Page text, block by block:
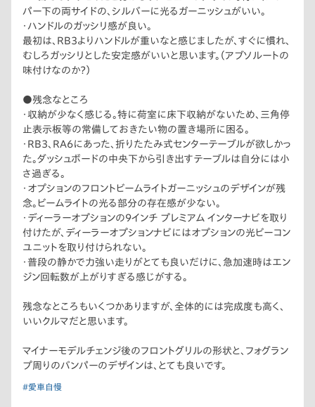
パー下の両サイドの、シルバーに光るガーニッシュがいい。
・ハンドルのガッシリ感が良い。
最初は、RB3よりハンドルが重いなと感じましたが、すぐに慣れ、
むしろガッシリとした安定感がいいと思います。（アブソルートの
味付けなのか？）
●残念なところ
・収納が少なく感じる。特に荷室に床下収納がないため、三角停
止表示板等の常備しておきたい物の置き場所に困る。
・RB3、RA6にあった、折りたたみ式センターテーブルが欲しかっ
た。ダッシュボードの中央下から引き出すテーブルは自分には小
さ過ぎる。
・オプションのフロントビームライトガーニッシュのデザインが残
念。ビームライトの光る部分の存在感が少ない。
・ディーラーオプションの9インチ プレミアム インターナビを取り
付けたが、ディーラーオプションナビにはオプションの光ビーコン
ユニットを取り付けられない。
・普段の静かで力強い走りがとても良いだけに、急加速時はエン
ジン回転数が上がりすぎる感じがする。
残念なところもいくつかありますが、全体的には完成度も高く、
いいクルマだと思います。
マイナーモデルチェンジ後のフロントグリルの形状と、フォグラン
プ周りのバンパーのデザインは、とても良いです。
#愛車自慢